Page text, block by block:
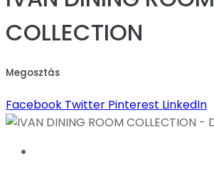
COLLECTION
Megosztás
Facebook Twitter Pinterest LinkedIn